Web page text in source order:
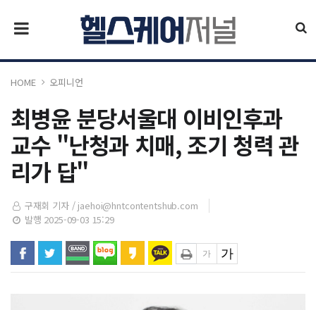
HOME 오피니언
최병윤 분당서울대 이비인후과
교수 "난청과 치매, 조기 청력 관
리가 답"
구재회 기자 / jaehoi@hntcontentshub.com
발행 2025-09-03 15:29